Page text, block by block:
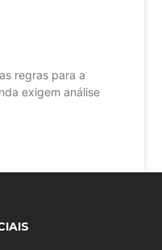
regras para a
exigem análise